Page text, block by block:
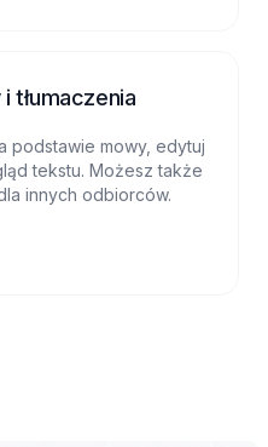
tłumaczenia
podstawie mowy, edytuj
tekstu. Możesz także
innych odbiorców.